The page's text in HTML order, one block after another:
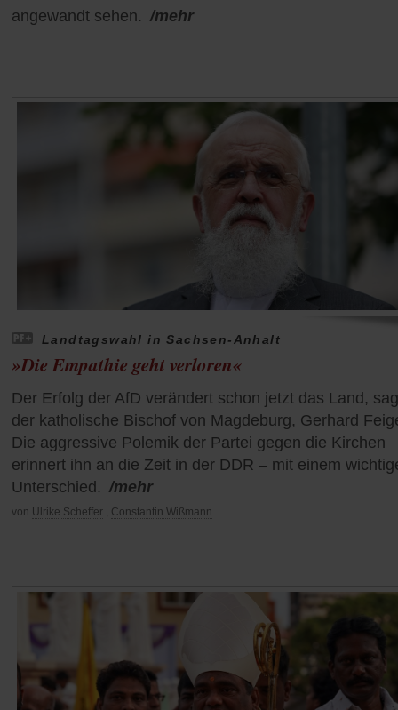
angewandt sehen. /mehr
Landtagswahl in Sachsen-Anhalt
»Die Empathie geht verloren«
Der Erfolg der AfD verändert schon jetzt das Land,
der katholische Bischof von Magdeburg, Gerhard
Die aggressive Polemik der Partei gegen die Kirchen
erinnert ihn an die Zeit in der DDR – mit einem
Unterschied. /mehr
von Ulrike Scheffer , Constantin Wißmann